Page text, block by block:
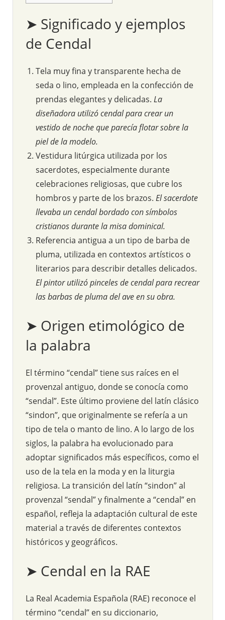
➤ Significado y ejemplos
de Cendal
Tela muy fina y transparente hecha de
seda o lino, empleada en la confección de
prendas elegantes y delicadas. La
diseñadora utilizó cendal para crear un
vestido de noche que parecía flotar sobre la
piel de la modelo.
Vestidura litúrgica utilizada por los
sacerdotes, especialmente durante
celebraciones religiosas, que cubre los
hombros y parte de los brazos. El sacerdote
llevaba un cendal bordado con símbolos
cristianos durante la misa dominical.
Referencia antigua a un tipo de barba de
pluma, utilizada en contextos artísticos o
literarios para describir detalles delicados.
El pintor utilizó pinceles de cendal para recrear
las barbas de pluma del ave en su obra.
➤ Origen etimológico de
la palabra
El término “cendal” tiene sus raíces en el
provenzal antiguo, donde se conocía como
“sendal”. Este último proviene del latín clásico
“sindon”, que originalmente se refería a un
tipo de tela o manto de lino. A lo largo de los
siglos, la palabra ha evolucionado para
adoptar significados más específicos, como el
uso de la tela en la moda y en la liturgia
religiosa. La transición del latín “sindon” al
provenzal “sendal” y finalmente a “cendal” en
español, refleja la adaptación cultural de este
material a través de diferentes contextos
históricos y geográficos.
➤ Cendal en la RAE
La Real Academia Española (RAE) reconoce el
término “cendal” en su diccionario,